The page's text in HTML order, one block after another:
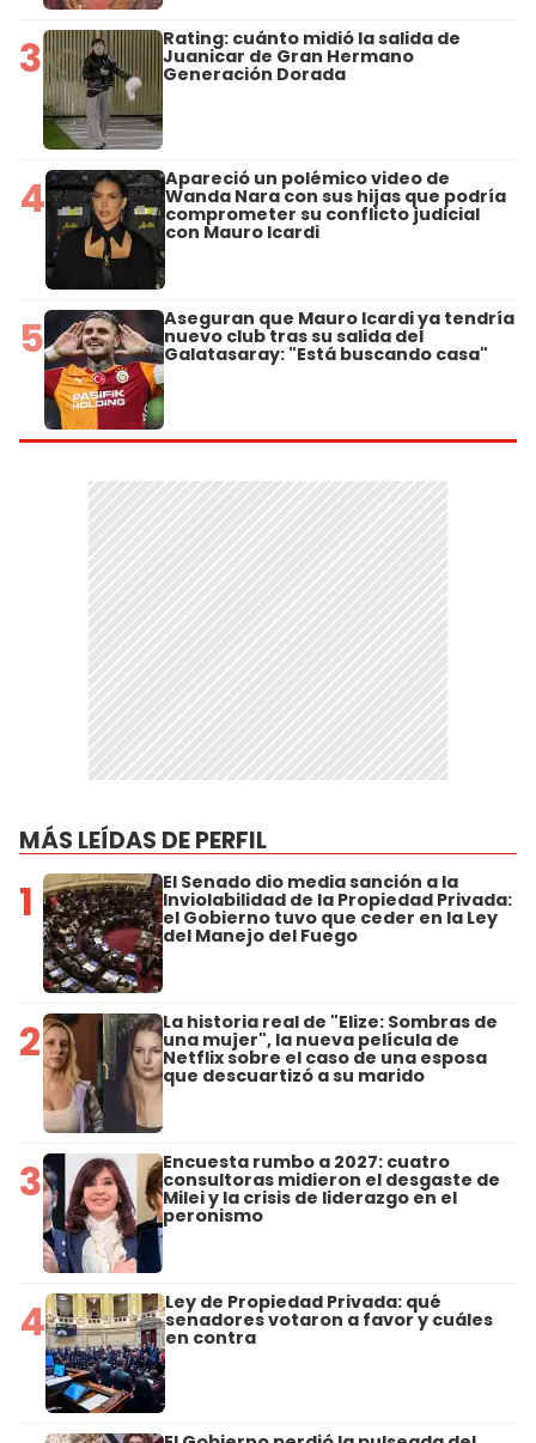
3 Rating: cuánto midió la salida de
Juanicar de Gran Hermano
Generación Dorada
4 Apareció un polémico video de
Wanda Nara con sus hijas que podría
comprometer su conflicto judicial
con Mauro Icardi
5 Aseguran que Mauro Icardi ya tendría
nuevo club tras su salida del
Galatasaray: "Está buscando casa"
MÁS LEÍDAS DE PERFIL
1 El Senado dio media sanción a la
Inviolabilidad de la Propiedad Privada:
el Gobierno tuvo que ceder en la Ley
del Manejo del Fuego
2 La historia real de "Elize: Sombras de
una mujer", la nueva película de
Netflix sobre el caso de una esposa
que descuartizó a su marido
3 Encuesta rumbo a 2027: cuatro
consultoras midieron el desgaste de
Milei y la crisis de liderazgo en el
peronismo
4 Ley de Propiedad Privada: qué
senadores votaron a favor y cuáles
en contra